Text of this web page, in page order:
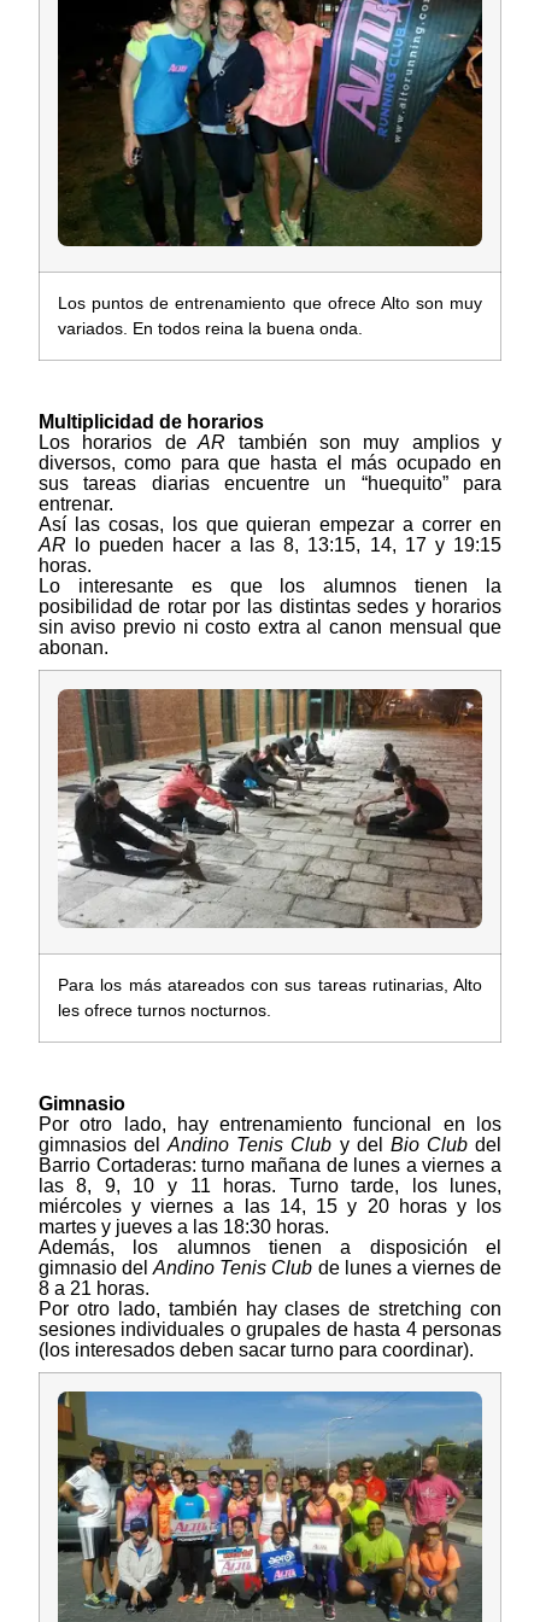
Los puntos de entrenamiento que ofrece Alto son muy
variados. En todos reina la buena onda.
Multiplicidad de horarios
Los horarios deAR también son muy amplios y
diversos, como para que hasta el más ocupado en
sus tareas diarias encuentre un “huequito” para
entrenar.
Así las cosas, los que quieran empezar a correr en
AR lo pueden hacer a las 8, 13:15, 14, 17 y 19:15
horas.
Lo interesante es que los alumnos tienen la
posibilidad de rotar por las distintas sedes y horarios
sin aviso previo ni costo extra al canon mensual que
abonan.
Para los más atareados con sus tareas rutinarias, Alto
les ofrece turnos nocturnos.
Gimnasio
Por otro lado, hay entrenamiento funcional en los
gimnasios delAndino Tenis Club y del Bio Club del
Barrio Cortaderas: turno mañana de lunes a viernes a
las 8, 9, 10 y 11 horas. Turno tarde, los lunes,
miércoles y viernes a las 14, 15 y 20 horas y los
martes y jueves a las 18:30 horas.
Además, los alumnos tienen a disposición el
gimnasio delAndino Tenis Club de lunes a viernes de
8 a 21 horas.
Por otro lado, también hay clases de stretching con
sesiones individuales o grupales de hasta 4 personas
(los interesados deben sacar turno para coordinar).